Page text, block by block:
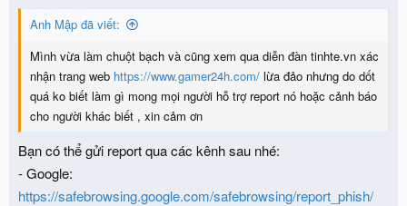
n
s
Anh Mập đã viết:
Mình vừa làm chuột bạch và cũng xem qua diễn đàn tinhte.vn xác
nhận trang web https://www.gamer24h.com/ lừa đảo nhưng do dốt
quá ko biết làm gì mong mọi người hỗ trợ report nó hoặc cảnh báo
cho người khác biết , xin cảm ơn
Bạn có thể gửi report qua các kênh sau nhé:
- Google:
https://safebrowsing.google.com/safebrowsing/report_phish/